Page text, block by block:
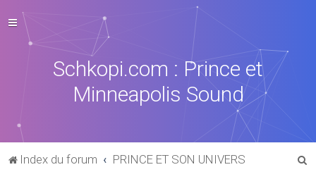
Schkopi.com : Prince et
Minneapolis Sound
Index du forum PRINCE ET SON UNIVERS